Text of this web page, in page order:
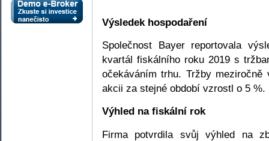
Výsledek hospodaření
Společnost Bayer reportovala
kvartál fiskálního roku 2019 s
očekáváním trhu. Tržby
akcii za stejné období vzrostl o 5 %.
Výhled na fiskální rok
Firma potvrdila svůj výhled na